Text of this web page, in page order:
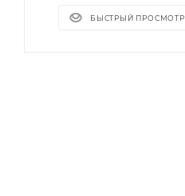
БЫСТРЫЙ ПРОСМОТР